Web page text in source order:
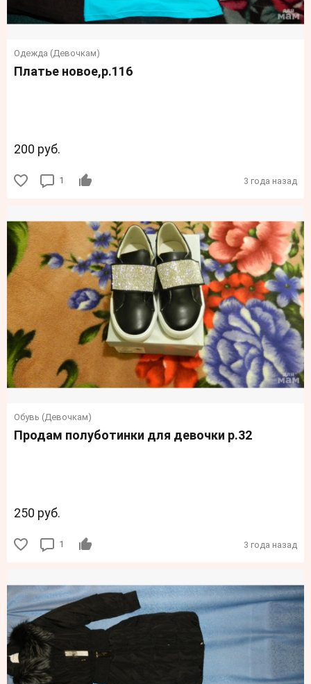
Одежда (Девочкам)
Платье новое,р.116
200 руб.
1 3 года назад
Обувь (Девочкам)
Продам полуботинки для девочки р.32
250 руб.
1 3 года назад